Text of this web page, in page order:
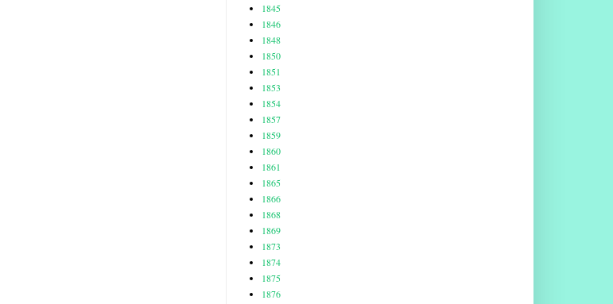
1845
1846
1848
1850
1851
1853
1854
1857
1859
1860
1861
1865
1866
1868
1869
1873
1874
1875
1876